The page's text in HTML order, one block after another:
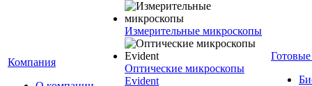
Компания
Измерительные микроскопы
Оптические микроскопы
Evident